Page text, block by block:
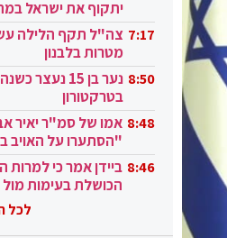
יתקוף את ישראל
בקטאר" 7:17 צה"ל תקף הלילה
מטרות בלבנון
8:50
נער בן 15
בטרקטורון
8:48 אמו של סמ"ר יאיר
"הסתערו על האויב
ובגבורה" 8:46 ביידן אמר כי למרות
הכושלת בעימות
לכל